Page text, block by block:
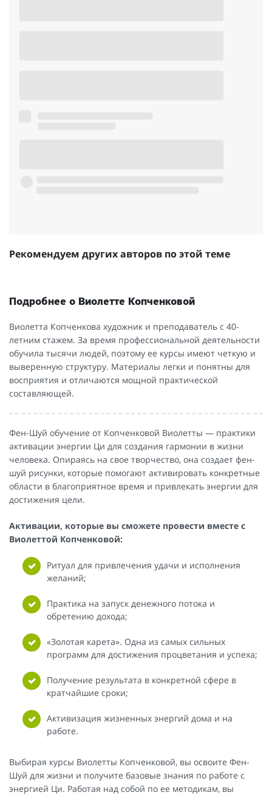
Рекомендуем других авторов по этой теме
Подробнее о Виолетте Копченковой
Виолетта Копченкова художник и преподаватель с 40-
летним стажем. За время профессиональной деятельности
обучила тысячи людей, поэтому ее курсы имеют четкую и
выверенную структуру. Материалы легки и понятны для
восприятия и отличаются мощной практической
составляющей.
Фен-Шуй обучение от Копченковой Виолетты — практики
активации энергии Ци для создания гармонии в жизни
человека. Опираясь на свое творчество, она создает фен-
шуй рисунки, которые помогают активировать конкретные
области в благоприятное время и привлекать энергии для
достижения цели.
Активации, которые вы сможете провести вместе с
Виолеттой Копченковой:
Ритуал для привлечения удачи и исполнения
желаний;
Практика на запуск денежного потока и
обретению дохода;
«Золотая карета». Одна из самых сильных
программ для достижения процветания и успеха;
Получение результата в конкретной сфере в
кратчайшие сроки;
Активизация жизненных энергий дома и на
работе.
Выбирая курсы Виолетты Копченковой, вы освоите Фен-
Шуй для жизни и получите базовые знания по работе с
энергией Ци. Работая над собой по ее методикам, вы